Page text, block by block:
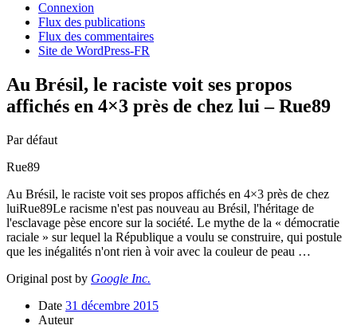
Connexion
Flux des publications
Flux des commentaires
Site de WordPress-FR
Au Brésil, le raciste voit ses propos
affichés en 4×3 près de chez lui – Rue89
Par défaut
Rue89
Au Brésil, le raciste voit ses propos affichés en 4×3 près de chez
luiRue89Le racisme n'est pas nouveau au Brésil, l'héritage de
l'esclavage pèse encore sur la société. Le mythe de la « démocratie
raciale » sur lequel la République a voulu se construire, qui postule
que les inégalités n'ont rien à voir avec la couleur de peau …
Original post by Google Inc.
Date 31 décembre 2015
Auteur